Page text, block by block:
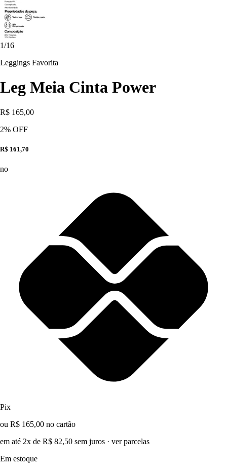
1/16
Leggings Favorita
Leg Meia Cinta Power
R$ 165,00
2% OFF
R$ 161,70
no
Pix
ou R$ 165,00 no cartão
em até 2x de R$ 82,50 sem juros · ver parcelas
Em estoque